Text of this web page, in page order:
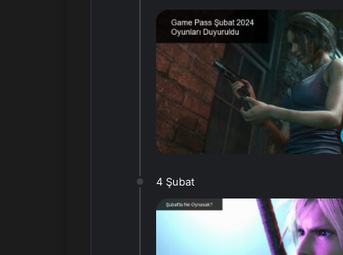
4 Şubat